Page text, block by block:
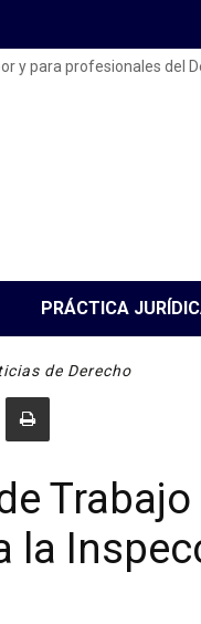
y para profesionales del
PRÁCTICA
de Derecho
la